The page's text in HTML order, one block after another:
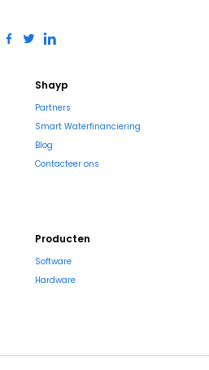
Shayp
Partners
Smart Waterfinanciering
Blog
Contacteer ons
Producten
Software
Hardware